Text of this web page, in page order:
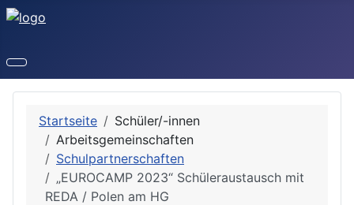
Startseite
Schüler/-innen
Arbeitsgemeinschaften
Schulpartnerschaften
„EUROCAMP 2023“ Schüleraustausch mit
REDA / Polen am HG